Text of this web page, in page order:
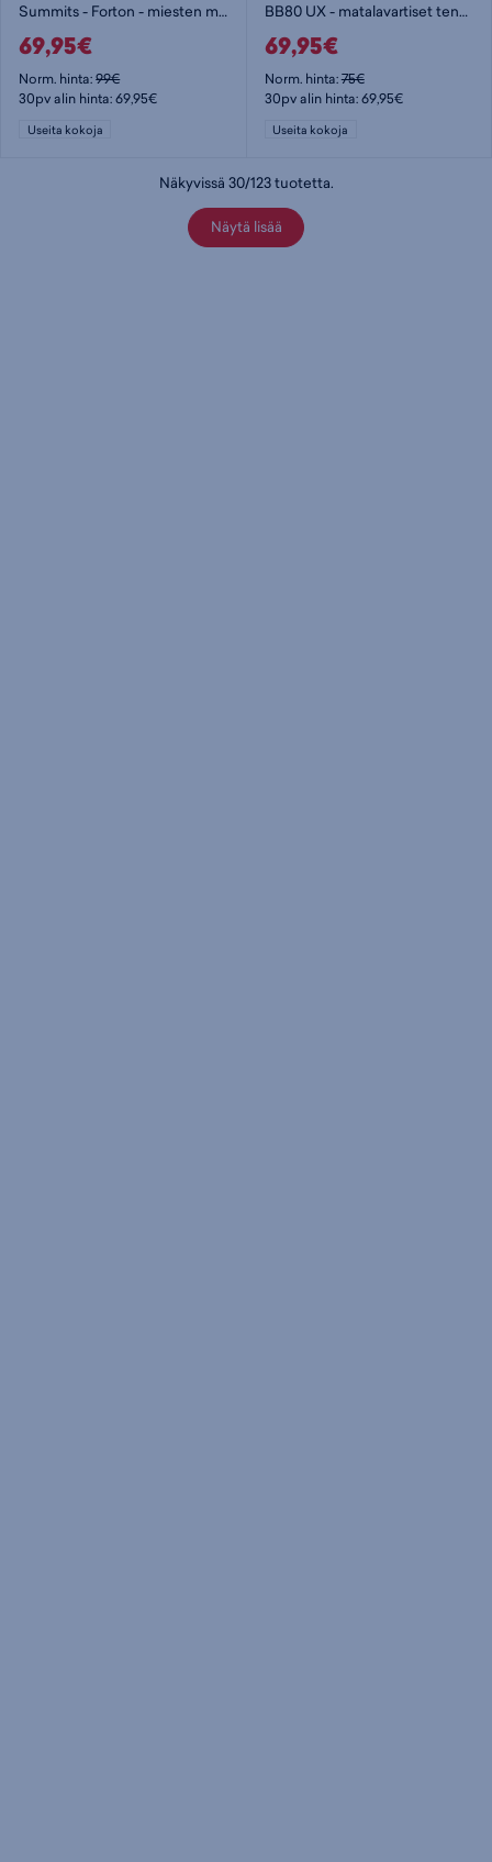
Summits - Forton - miesten matalavartiset tennarit
69,95€
Norm. hinta:99€
30pv alin hinta: 69,95€
Useita kokoja
BB80 UX - matalavartiset tennarit
69,95€
Norm. hinta:75€
30pv alin hinta: 69,95€
Useita kokoja
Näkyvissä 30/123tuotetta.
Näytä lisää